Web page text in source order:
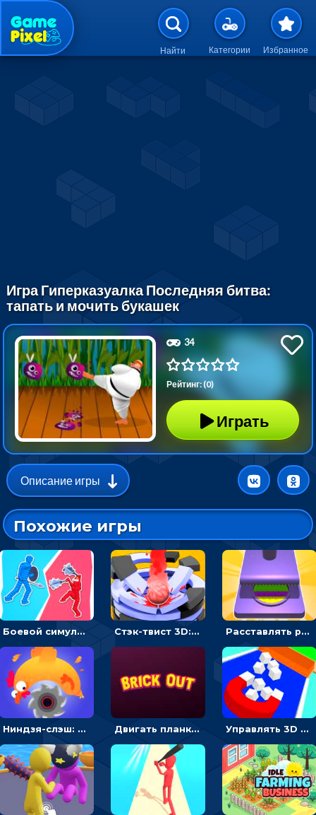
Перейти к основному
Найти Категории Избранное
Игра Гиперказуалка Последняя битва:
тапать и мочить букашек
34
Рейтинг: (0)
Играть
Описание игры
Похожие игры
Боевой симулятор 3D: повтори позу рыцаря и победи врага Стэк-твист 3D: тапай по шарику, чтобы разбивать платформы Расставлять резиновые кубики, чтобы делать поп-ит - гиперказуальные
Ниндзя-слэш: запускай оружие по целям и становись мастером сюрикенов Двигать планку и бить шариком по цветным блокам - гиперказуальная Управлять 3D магнитом, чтобы собирать фигуры и сбрасывать в пропасть